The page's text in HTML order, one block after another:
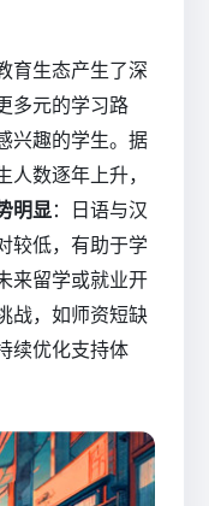
育生态产生了深
多元的学习路
兴趣的学生。据
数逐年上升，
明显 ：日语与汉
较低，有助于学
来留学或就业开
战，如师资短缺
续优化支持体